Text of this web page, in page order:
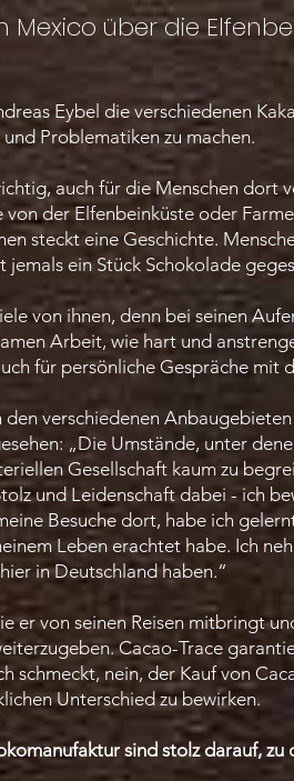
Mexico über die
Eybel die verschiedenen
Problematiken zu machen.
auch für die Menschen dort
der Elfenbeinküste oder
steckt eine Geschichte.
ein Stück Schokolade
von ihnen, denn bei seinen
Arbeit, wie hart und
für persönliche Gespräche mit
den verschiedenen
„Die Umstände, unter
Gesellschaft kaum zu
und Leidenschaft dabei - ich
Besuche dort, habe ich
Leben erachtet habe. Ich
in Deutschland haben.“​
er von seinen Reisen mitbringt
Cacao-Trace
schmeckt, nein, der Kauf von
Unterschied zu bewirken.
sind stolz darauf, zu